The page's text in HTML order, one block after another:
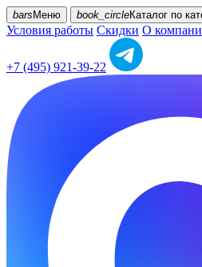
bars Меню book_circleКаталог по
Условия работы Скидки О
+7 (495) 921-39-22